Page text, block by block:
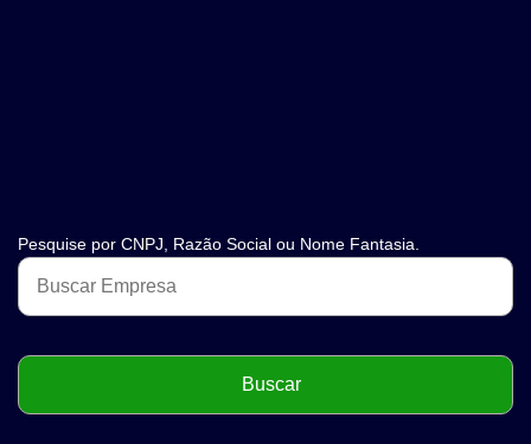
Pesquise por CNPJ, Razão Social ou Nome Fantasia.